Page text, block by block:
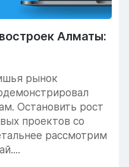
Алматы:
рынок
Остановить рост
проектов со
рассмотрим